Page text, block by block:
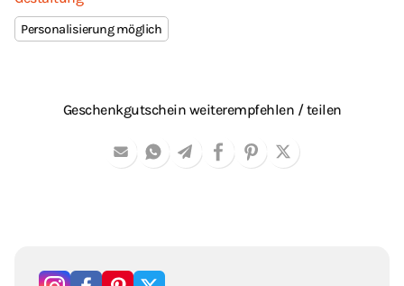
Personalisierung möglich
Geschenkgutschein weiterempfehlen / teilen